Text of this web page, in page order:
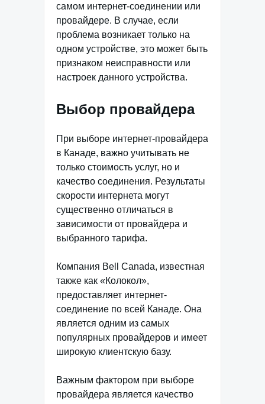
самом интернет-соединении или
провайдере. В случае, если
проблема возникает только на
одном устройстве, это может быть
признаком неисправности или
настроек данного устройства.
Выбор провайдера
При выборе интернет-провайдера
в Канаде, важно учитывать не
только стоимость услуг, но и
качество соединения. Результаты
скорости интернета могут
существенно отличаться в
зависимости от провайдера и
выбранного тарифа.
Компания Bell Canada, известная
также как «Колокол»,
предоставляет интернет-
соединение по всей Канаде. Она
является одним из самых
популярных провайдеров и имеет
широкую клиентскую базу.
Важным фактором при выборе
провайдера является качество